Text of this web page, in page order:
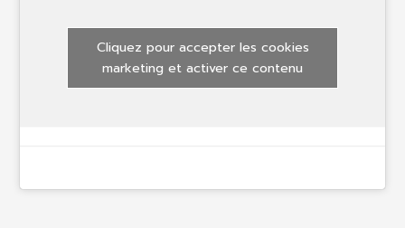
Cliquez pour accepter les cookies
marketing et activer ce contenu